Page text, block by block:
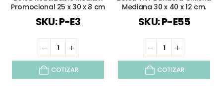
Promocional 25 x 30 x 8 cm
SKU: P-E3
COTIZAR
Mediana 30 x 40 x 12 cm.
SKU: P-E55
COTIZAR